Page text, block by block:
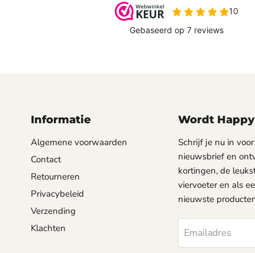
Informatie
Algemene voorwaarden
Contact
Retourneren
Privacybeleid
Verzending
Klachten
Wordt
Schrijf je nu in
nieuwsbrief en
kortingen, de
viervoeter en als
nieuwste
Emailadres